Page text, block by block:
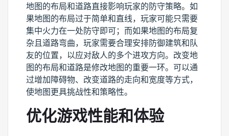
地图的布局和道路直接影响玩家的防守策略。如
果地图的布局过于简单和直线，玩家可能只需要
集中火力在一处防守即可；而如果地图的布局复
杂且道路弯曲，玩家需要合理安排防御建筑和队
友的位置，以应对敌人的多个进攻方向。改变地
图的布局和道路是修改地图的重要一环。可以通
过增加障碍物、改变道路的走向和宽度等方式，
使地图更具挑战性和策略性。
优化游戏性能和体验